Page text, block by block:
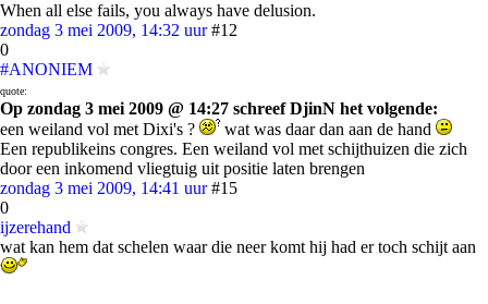
When all else fails, you always have delusion.
zondag 3 mei 2009, 14:32 uur #12
0
#ANONIEM
quote:
Op zondag 3 mei 2009 @ 14:27 schreef DjinN het volgende:
een weiland vol met Dixi's ?
wat was daar dan aan de hand
Een republikeins congres. Een weiland vol met schijthuizen die zich
door een inkomend vliegtuig uit positie laten brengen
zondag 3 mei 2009, 14:41 uur #15
0
ijzerehand
wat kan hem dat schelen waar die neer komt hij had er toch schijt aan